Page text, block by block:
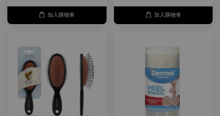
加入購物車 加入購物車